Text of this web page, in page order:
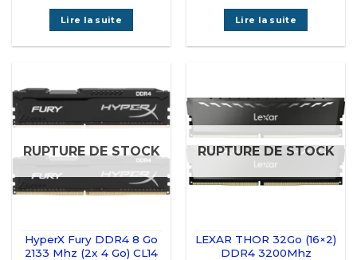
Lire la suite Lire la suite
RUPTURE DE STOCK
HyperX Fury DDR4 8 Go
2133 Mhz (2x 4 Go) CL14
RUPTURE DE STOCK
LEXAR THOR 32Go (16×2)
DDR4 3200Mhz